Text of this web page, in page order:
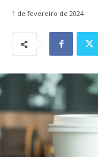
1 de fevereiro de 2024